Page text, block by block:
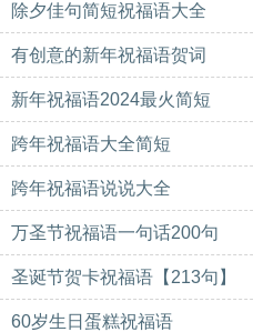
除夕佳句简短祝福语大全
有创意的新年祝福语贺词
新年祝福语2024最火简短
跨年祝福语大全简短
跨年祝福语说说大全
万圣节祝福语一句话200句
圣诞节贺卡祝福语【213句】
60岁生日蛋糕祝福语